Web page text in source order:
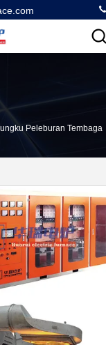
Peleburan Tembaga